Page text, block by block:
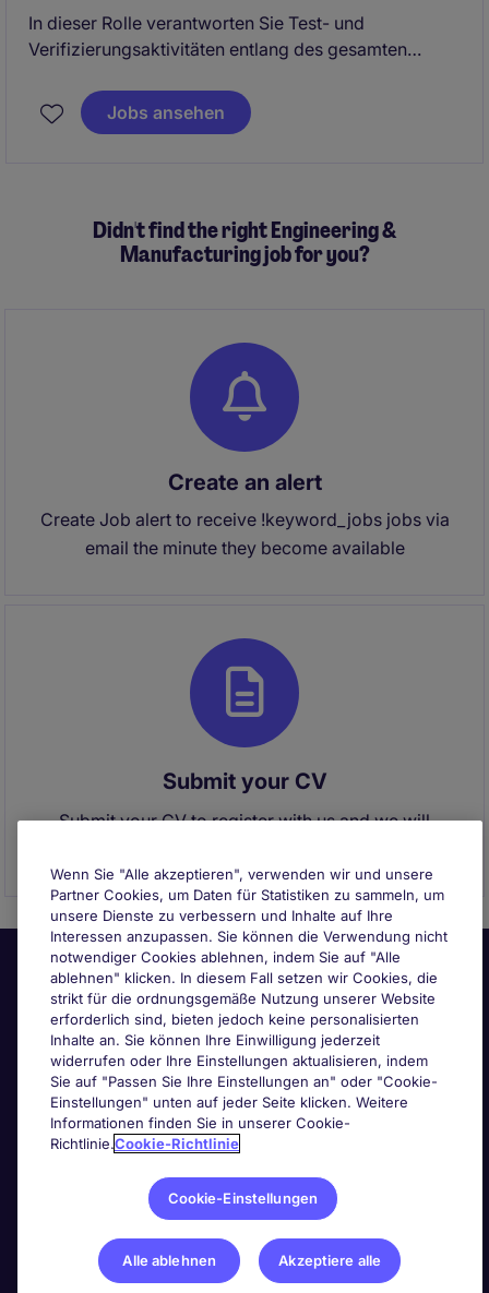
In dieser Rolle verantworten Sie Test- und
Verifizierungsaktivitäten entlang des gesamten
Serienüberleitung. Sie stellen die Qualität, Sicherheit
und Leistungsfähigkeit komplexer Systeme sicher
Jobs ansehen
Didn't find the right Engineering &
Manufacturing job for you?
Create an alert
Create Job alert to receive !keyword_jobs jobs via
email the minute they become available
Submit your CV
Submit your CV to register with us and we will
Nützliche Links
Nach Berufsfeld suchen
Haben Sie Personalbedarf?
Über die PageGroup
Wenn Sie "Alle akzeptieren", verwenden wir und unsere
Partner Cookies, um Daten für Statistiken zu sammeln, um
unsere Dienste zu verbessern und Inhalte auf Ihre
Interessen anzupassen. Sie können die Verwendung nicht
notwendiger Cookies ablehnen, indem Sie auf "Alle
ablehnen" klicken. In diesem Fall setzen wir Cookies, die
strikt für die ordnungsgemäße Nutzung unserer Website
erforderlich sind, bieten jedoch keine personalisierten
Inhalte an. Sie können Ihre Einwilligung jederzeit
widerrufen oder Ihre Einstellungen aktualisieren, indem
Sie auf "Passen Sie Ihre Einstellungen an" oder "Cookie-
Einstellungen" unten auf jeder Seite klicken. Weitere
Informationen finden Sie in unserer Cookie-
Richtlinie.Cookie-Richtlinie
Cookie-Einstellungen
Alle ablehnen Akzeptiere alle